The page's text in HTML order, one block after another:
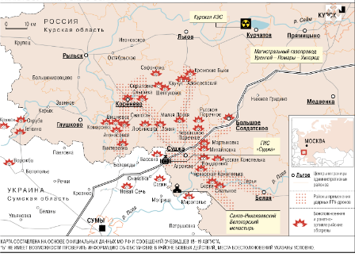
Развернуть